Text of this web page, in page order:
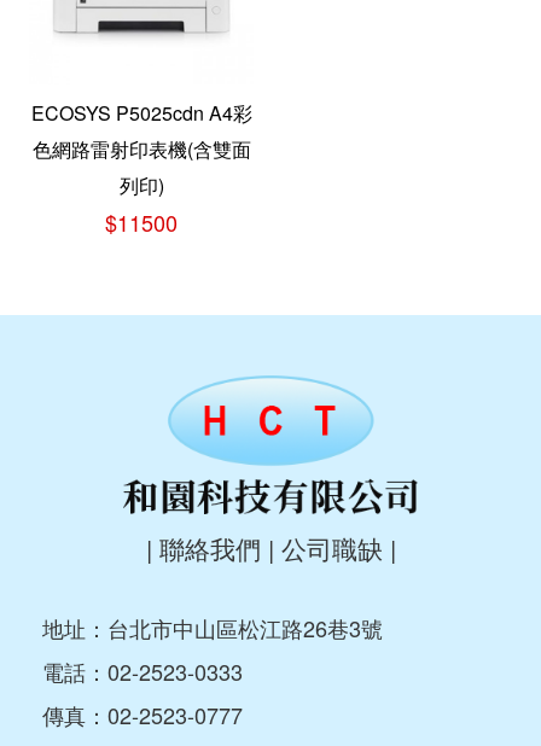
ECOSYS P5025cdn A4彩
色網路雷射印表機(含雙面
列印)
$11500
| 聯絡我們 | 公司職缺 |
地址：台北市中山區松江路26巷3號
電話： 02-2523-0333
傳真：02-2523-0777